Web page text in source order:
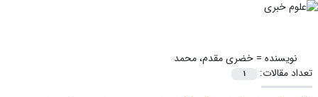
نویسنده =خضری مقدم، محمد
تعداد مقالات:
1